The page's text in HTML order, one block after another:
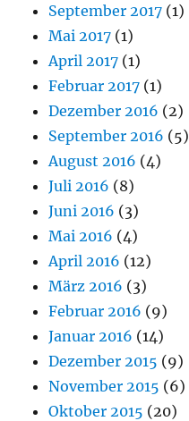
September 2017 (1)
Mai 2017 (1)
April 2017 (1)
Februar 2017 (1)
Dezember 2016 (2)
September 2016 (5)
August 2016 (4)
Juli 2016 (8)
Juni 2016 (3)
Mai 2016 (4)
April 2016 (12)
März 2016 (3)
Februar 2016 (9)
Januar 2016 (14)
Dezember 2015 (9)
November 2015 (6)
Oktober 2015 (20)